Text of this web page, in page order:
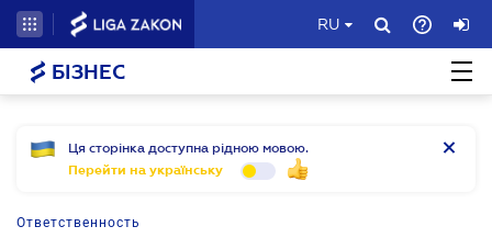
RU
БІЗНЕС
Ця сторінка доступна рідною мовою.
Перейти на українську
Ответственность